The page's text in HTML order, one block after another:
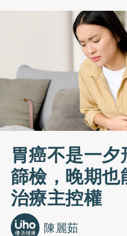
胃癌不是一
篩檢，晚期
治療主控權
陳麗茹